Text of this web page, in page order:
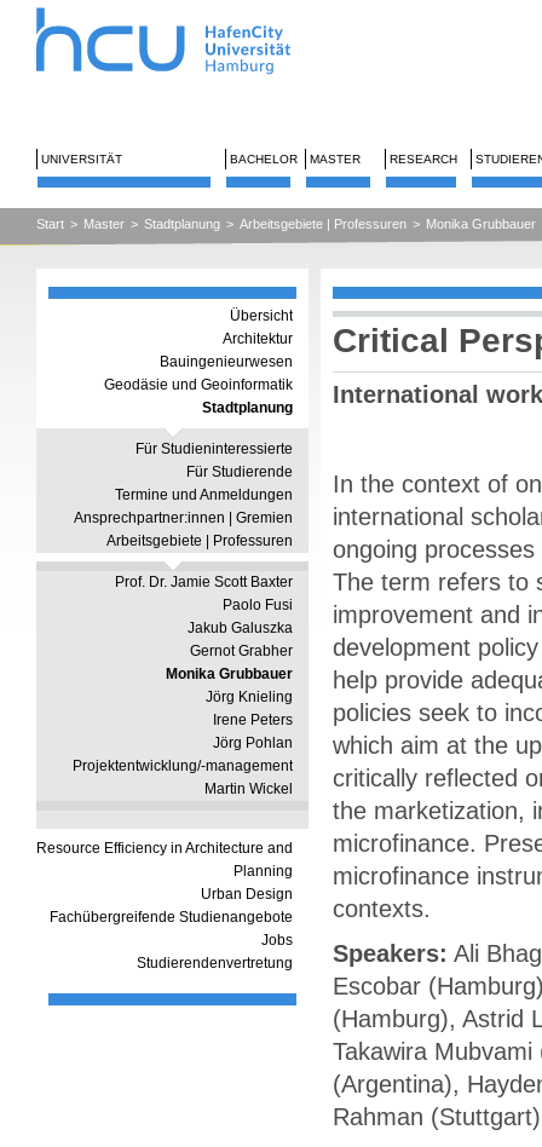
UNIVERSITÄT BACHELOR MASTER RESEARCH
Start > Master > Stadtplanung > Arbeitsgebiete | Professuren > Monika Grubbauer
Übersicht
Architektur
Bauingenieurwesen
Geodäsie und Geoinformatik
Stadtplanung
Für Studieninteressierte
Für Studierende
Termine und Anmeldungen
Ansprechpartner:innen | Gremien
Arbeitsgebiete | Professuren
Prof. Dr. Jamie Scott Baxter
Paolo Fusi
Jakub Galuszka
Gernot Grabher
Monika Grubbauer
Jörg Knieling
Irene Peters
Jörg Pohlan
Projektentwicklung/-management
Martin Wickel
Resource Efficiency in Architecture and
Planning
Urban Design
Fachübergreifende Studienangebote
Jobs
Studierendenvertretung
Critical
International
In the context of
international
ongoing
The term refers to
improvement and
development
help provide
policies seek to
which aim at the
critically reflected
the marketization,
microfinance.
microfinance
contexts.
Speakers: Ali
Escobar
(Hamburg), Astrid
Takawira
(Argentina),
Rahman (Stuttgart)